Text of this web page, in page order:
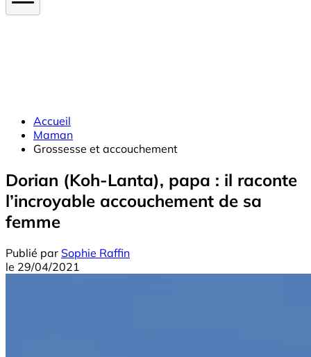
Accueil
Maman
Grossesse et accouchement
Dorian (Koh-Lanta), papa : il raconte
l’incroyable accouchement de sa
femme
Publié par Sophie Raffin
le 29/04/2021